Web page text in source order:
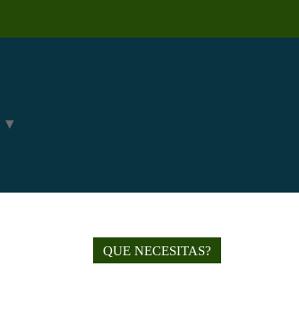
QUE NECESITAS?